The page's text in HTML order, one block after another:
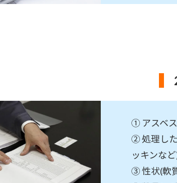
① アスベ
② 処理し
ッキンな
③ 性状(軟